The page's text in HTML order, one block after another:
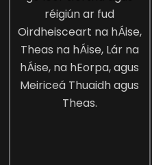
réigiún ar fud
Oirdheisceart na hÁise,
Theas na hÁise, Lár na
hÁise, na hEorpa, agus
Meiriceá Thuaidh agus
Theas.